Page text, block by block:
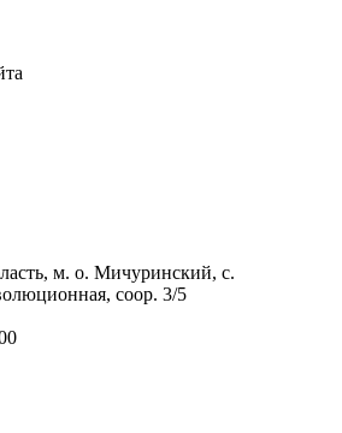
м. о. Мичуринский, с.
соор. 3/5